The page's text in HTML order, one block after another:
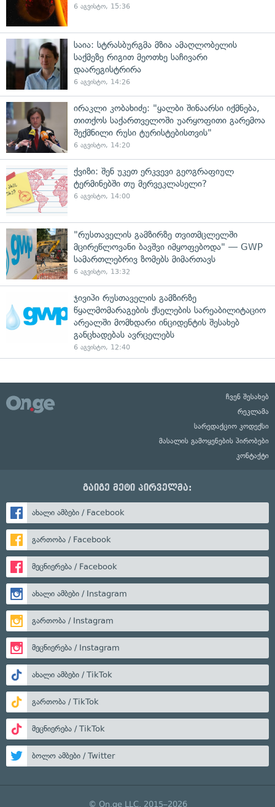
6 აგვისტო, 15:36
საია: სტრასბურგმა მზია ამაღლობელის
საქმეზე რიგით მეოთხე საჩივარი
დაარეგისტრირა
6 აგვისტო, 14:26
ირაკლი კობახიძე: "ყალბი შინაარსი იქმნება,
თითქოს საქართველოში უარყოფითი გარემოა
შექმნილი რუსი ტურისტებისთვის"
6 აგვისტო, 14:20
ქვიზი: შენ უკეთ ერკვევი გეოგრაფიულ
ტერმინებში თუ მერვეკლასელი?
6 აგვისტო, 14:00
"რუსთაველის გამზირზე თვითმცლელში
მცირეწლოვანი ბავშვი იმყოფებოდა" — GWP
სამართლებრივ ზომებს მიმართავს
6 აგვისტო, 13:32
ჯივიპი რუსთაველის გამზირზე
წყალმომარაგების ქსელების სარეაბილიტაციო
არეალში მომხდარი ინციდენტის შესახებ
განცხადებას ავრცელებს
6 აგვისტო, 12:40
ჩვენ შესახებ
რეკლამა
სარედაქციო კოდექსი
მასალის გამოყენების პირობები
კონტაქტი
გაიგე მეტი პირველმა:
ახალი ამბები / Facebook
გართობა / Facebook
მეცნიერება / Facebook
ახალი ამბები / Instagram
გართობა / Instagram
მეცნიერება / Instagram
ახალი ამბები / TikTok
გართობა / TikTok
მეცნიერება / TikTok
ბოლო ამბები / Twitter
© On.ge LLC, 2015–2026